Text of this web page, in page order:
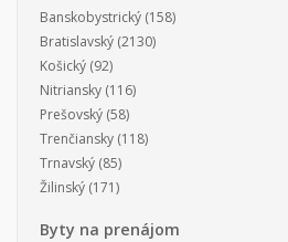
Banskobystrický (158)
Bratislavský (2130)
Košický (92)
Nitriansky (116)
Prešovský (58)
Trenčiansky (118)
Trnavský (85)
Žilinský (171)
Byty na prenájom